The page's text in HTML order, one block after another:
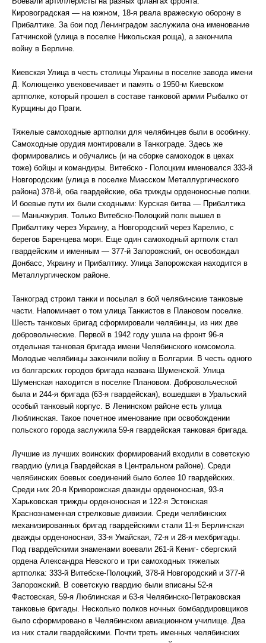
Кировоградская — на южном, 18-я рвала вражескую оборону в
Прибалтике. За бои под Ленинградом заслужила она именование
Гатчинской (улица в поселке Никольская роща), а закончила
войну в Берлине.
Киевская Улица в честь столицы Украины в поселке завода имени
Д. Колющенко увековечивает и память о 1950-м Киевском
артполке, который прошел в составе танковой армии Рыбалко от
Курщины до Праги.
Тяжелые самоходные артполки для челябинцев были в особинку.
Самоходные орудия монтировали в Танкограде. Здесь же
формировались и обучались (и на сборке самоходок в цехах
тоже) бойцы и командиры. Витебско - Полоцким именовался 333-й
Новгородским (улица в поселке Миасском Металлургического
района) 378-й, оба гвардейские, оба трижды орденоносные полки.
И боевые пути их были сходными: Курская битва — Прибалтика
— Маньчжурия. Только Витебско-Полоцкий полк вышел в
Прибалтику через Украину, а Новгородский через Карелию, с
берегов Баренцева моря. Еще один самоходный артполк стал
гвардейским и именным — 377-й Запорожский, он освобождал
Донбасс, Украину и Прибалтику. Улица Запорожская находится в
Металлургическом районе.
Танкоград строил танки и посылал в бой челябинские танковые
части. Напоминает о том улица Танкистов в Плановом поселке.
Шесть танковых бригад сформировали челябинцы, из них две
добровольческие. Первой в 1942 году ушла на фронт 96-я
отдельная танковая бригада имени Челябинского комсомола.
Молодые челябинцы закончили войну в Болгарии. В честь одного
из болгарских городов бригада названа Шуменской. Улица
Шуменская находится в поселке Плановом. Добровольческой
была и 244-я бригада (63-я гвардейская), вошедшая в Уральский
особый танковый корпус. В Ленинском районе есть улица
Люблинская. Такое почетное именование при освобождении
польского города заслужила 59-я гвардейская танковая бригада.
Лучшие из лучших воинских формирований входили в советскую
гвардию (улица Гвардейская в Центральном районе). Среди
челябинских боевых соединений было более 10 гвардейских.
Среди них 20-я Криворожская дважды орденоносная, 93-я
Харьковская трижды орденоносная и 122-я Эстонская
Краснознаменная стрелковые дивизии. Среди челябинских
механизированных бригад гвардейскими стали 11-я Берлинская
дважды орденоносная, 33-я Умайская, 72-я и 28-я мехбригады.
Под гвардейскими знаменами воевали 261-й Кениг- сбергский
ордена Александра Невского и три самоходных тяжелых
артполка: 333-й Витебске-Полоцкий, 378-й Новгородский и 377-й
Запорожский. В советскую гвардию были вписаны 52-я
Фастовская, 59-я Люблинская и 63-я Челябинско-Петраковская
танковые бригады. Несколько полков ночных бомбардировщиков
было сформировано в Челябинском авиационном училище. Два
из них стали гвардейскими. Почти треть именных челябинских